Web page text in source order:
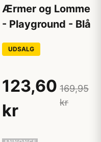
Ærmer og Lomme
- Playground - Blå
UDSALG
123,60
kr
169,95
kr